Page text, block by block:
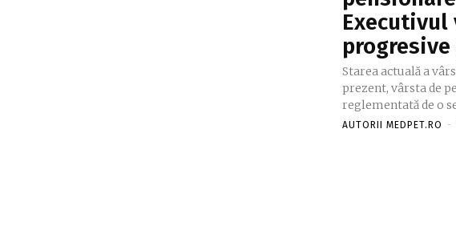
Executivul
Starea actuală a
prezent, vârsta de
reglementată de o
AUTORII MEDPET.RO -